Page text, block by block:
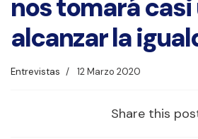
nos tomará casi
alcanzar la
Entrevistas 12 Marzo 2020
Share this